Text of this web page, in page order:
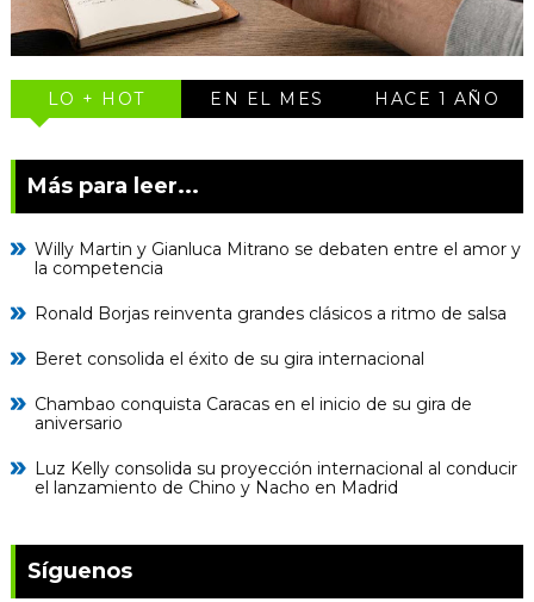
LO + HOT EN EL MES HACE 1 AÑO
Más para leer...
Willy Martin y Gianluca Mitrano se debaten entre el amor y
la competencia
Ronald Borjas reinventa grandes clásicos a ritmo de salsa
Beret consolida el éxito de su gira internacional
Chambao conquista Caracas en el inicio de su gira de
aniversario
Luz Kelly consolida su proyección internacional al conducir
el lanzamiento de Chino y Nacho en Madrid
Síguenos